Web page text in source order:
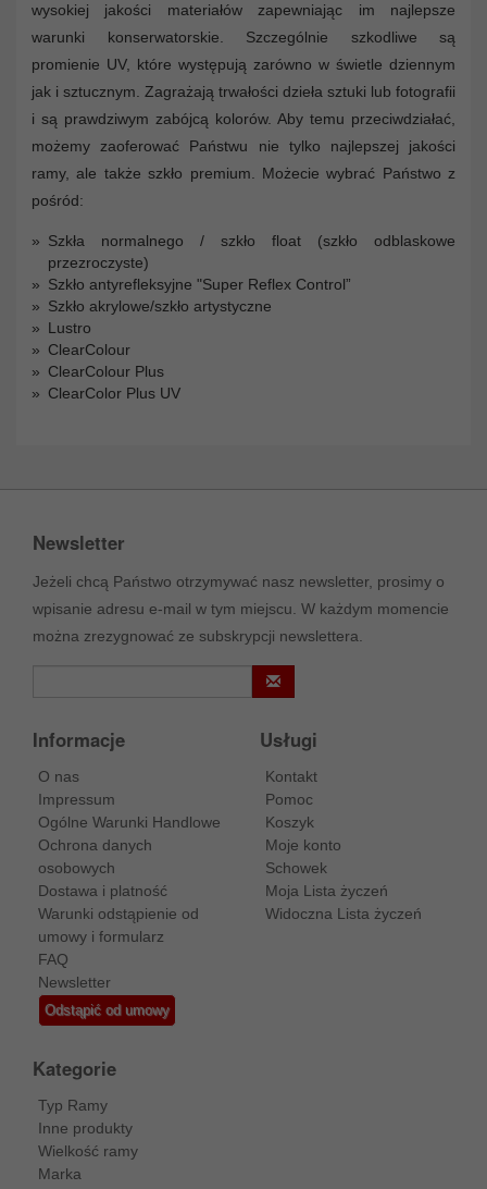
wysokiej jakości materiałów zapewniając im najlepsze
warunki konserwatorskie. Szczególnie szkodliwe są
promienie UV, które występują zarówno w świetle dziennym
jak i sztucznym. Zagrażają trwałości dzieła sztuki lub fotografii
i są prawdziwym zabójcą kolorów. Aby temu przeciwdziałać,
możemy zaoferować Państwu nie tylko najlepszej jakości
ramy, ale także szkło premium. Możecie wybrać Państwo z
pośród:
Szkła normalnego / szkło float (szkło odblaskowe
przezroczyste)
Szkło antyrefleksyjne "Super Reflex Control”
Szkło akrylowe/szkło artystyczne
Lustro
ClearColour
ClearColour Plus
ClearColor Plus UV
Newsletter
Jeżeli chcą Państwo otrzymywać nasz newsletter, prosimy o
wpisanie adresu e-mail w tym miejscu. W każdym momencie
można zrezygnować ze subskrypcji newslettera.
Informacje
O nas
Impressum
Ogólne Warunki Handlowe
Ochrona danych
osobowych
Dostawa i platność
Warunki odstąpienie od
umowy i formularz
FAQ
Newsletter
Odstąpić od umowy
Usługi
Kontakt
Pomoc
Koszyk
Moje konto
Schowek
Moja Lista życzeń
Widoczna Lista życzeń
Kategorie
Typ Ramy
Inne produkty
Wielkość ramy
Marka